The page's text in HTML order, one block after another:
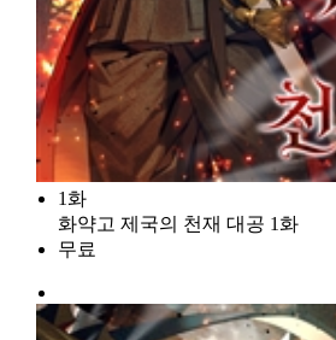
1화
화약고 제국의 천재 대공 1화
무료